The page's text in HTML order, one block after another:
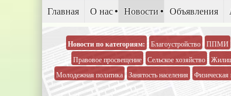
Главная О нас Новости Объявления
Новости по категориям: Благоустройство ППМИ
Правовое просвещение
Сельское хозяйство
Молодежная политика
Занятость населения Физическая